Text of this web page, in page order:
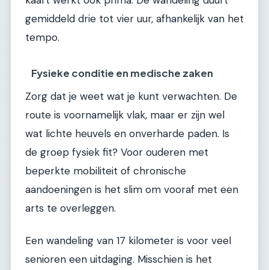
gemiddeld drie tot vier uur, afhankelijk van het
tempo.
Fysieke conditie en medische zaken
Zorg dat je weet wat je kunt verwachten. De
route is voornamelijk vlak, maar er zijn wel
wat lichte heuvels en onverharde paden. Is
de groep fysiek fit? Voor ouderen met
beperkte mobiliteit of chronische
aandoeningen is het slim om vooraf met een
arts te overleggen.
Een wandeling van 17 kilometer is voor veel
senioren een uitdaging. Misschien is het